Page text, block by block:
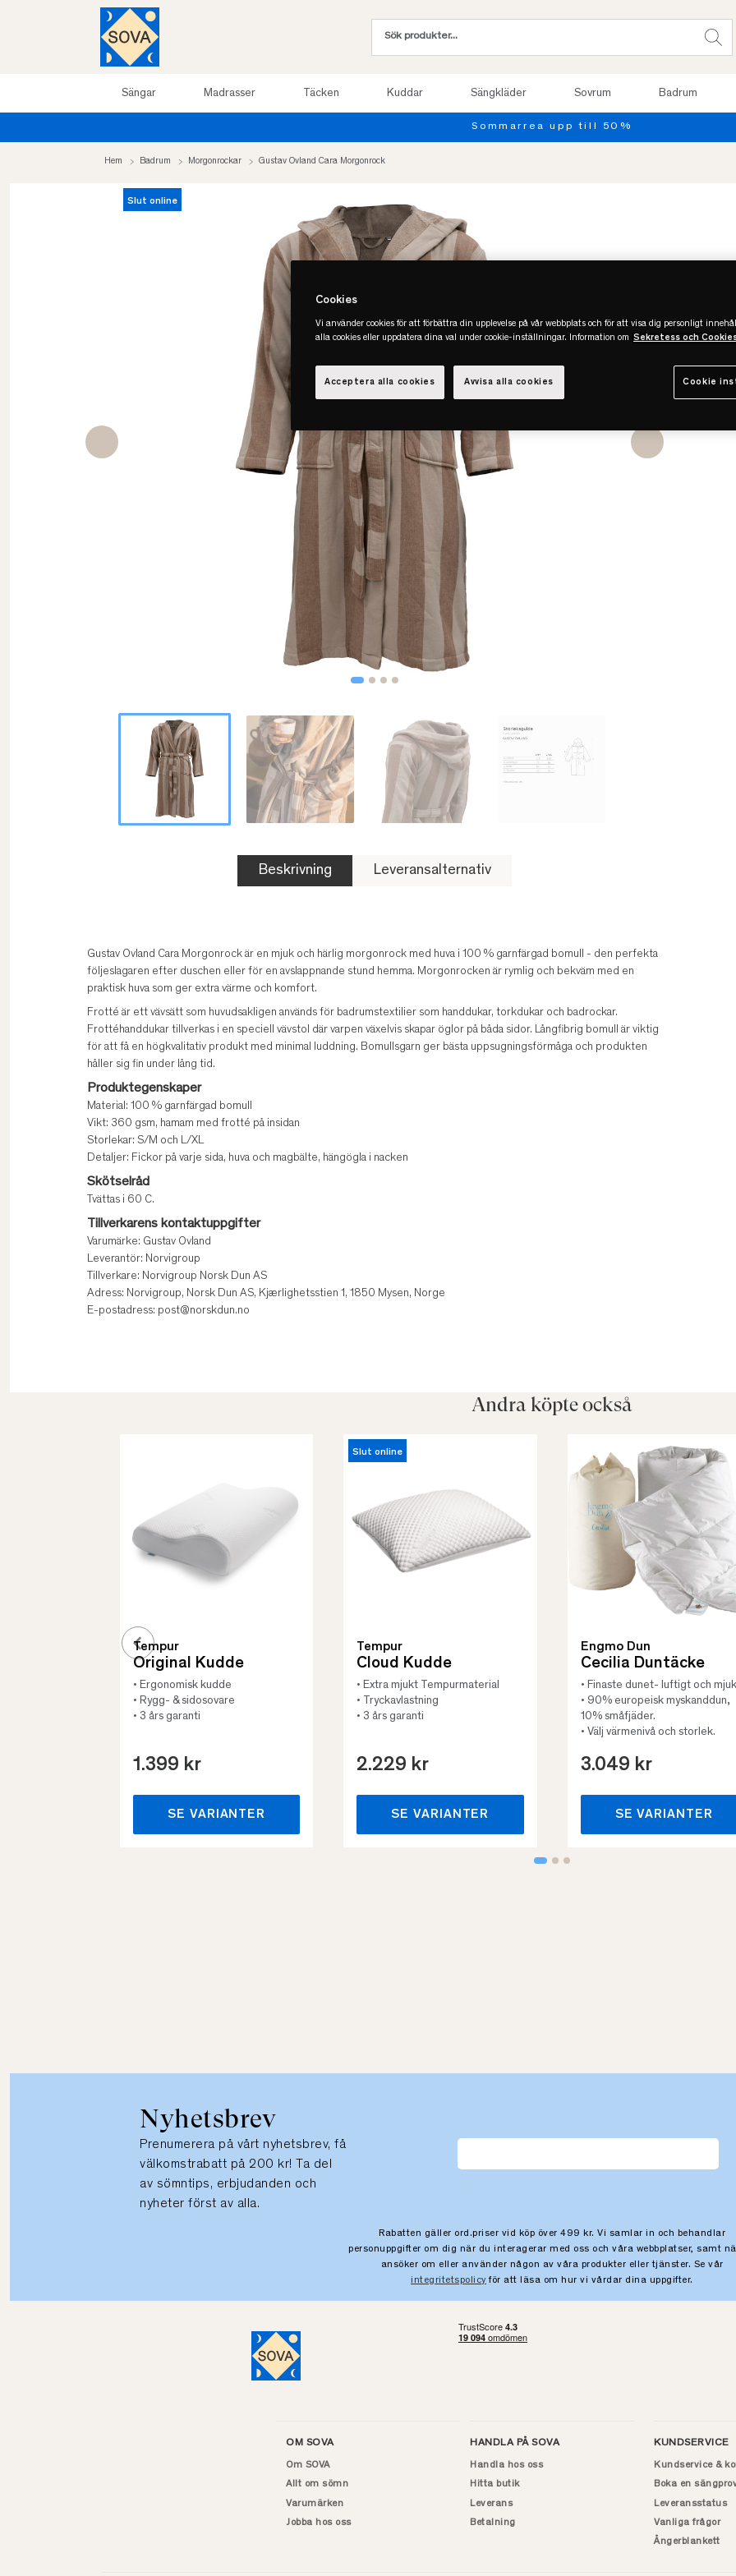
Sängar Madrasser Täcken Kuddar Sängkläder Sovrum Badrum
Hem Badrum Morgonrockar Gustav Ovland Cara Morgonrock
Slut online
Beskrivning Leveransalternativ
Gustav Ovland Cara Morgonrock är en mjuk och härlig morgonrock med huva i 100 % garnfärgad bomull - den perfekta
följeslagaren efter duschen eller för en avslappnande stund hemma. Morgonrocken är rymlig och bekväm med en
praktisk huva som ger extra värme och komfort.
Frotté är ett vävsätt som huvudsakligen används för badrumstextilier som handdukar, torkdukar och badrockar.
Frottéhanddukar tillverkas i en speciell vävstol där varpen växelvis skapar öglor på båda sidor. Långfibrig bomull är viktig
för att få en högkvalitativ produkt med minimal luddning. Bomullsgarn ger bästa uppsugningsförmåga och produkten
håller sig fin under lång tid.
Produktegenskaper
Material: 100 % garnfärgad bomull
Vikt: 360 gsm, hamam med frotté på insidan
Storlekar: S/M och L/XL
Detaljer: Fickor på varje sida, huva och magbälte, hängögla i nacken
Skötselråd
Tvättas i 60 C.
Tillverkarens kontaktuppgifter
Varumärke: Gustav Ovland
Leverantör: Norvigroup
Tillverkare: Norvigroup Norsk Dun AS
Adress: Norvigroup, Norsk Dun AS, Kjærlighetsstien 1, 1850 Mysen, Norge
E-postadress: post@norskdun.no
Andra köpte också
Tempur
Original Kudde
• Ergonomisk kudde
• Rygg- & sidosovare
• 3 års garanti
1.399 kr
SE VARIANTER
Slut online
Tempur
Cloud Kudde
• Extra mjukt Tempurmaterial
• Tryckavlastning
• 3 års garanti
2.229 kr
SE VARIANTER
Engmo Dun
Cecilia Duntäcke
• Finaste dunet- luftigt och
• 90% europeisk myskanddun,
10% småfjäder.
• Välj värmenivå och storlek.
3.049 kr
SE VARIANTER
Nyhetsbrev
Prenumerera på vårt nyhetsbrev, få
välkomstrabatt på 200 kr! Ta del
av sömntips, erbjudanden och
nyheter först av alla.
Rabatten gäller ord.priser vid köp över 499 kr. Vi samlar in och behandlar
personuppgifter om dig när du interagerar med oss och våra webbplatser, samt
ansöker om eller använder någon av våra produkter eller tjänster. Se vår
integritetspolicy för att läsa om hur vi vårdar dina uppgifter.
OM SOVA
Om SOVA
Allt om sömn
Varumärken
Jobba hos oss
HANDLA PÅ SOVA
Handla hos oss
Hitta butik
Leverans
Betalning
KUNDSERVICE
Kundservice &
Boka en
Leveransstatus
Vanliga frågor
Ångerblankett
Cookies
Vi använder cookies för att förbättra din upplevelse på vår webbplats och för att visa dig personligt
alla cookies eller uppdatera dina val under cookie-inställningar. Information om Sekretess och
Cookie
Avvisa alla cookies
Acceptera alla cookies